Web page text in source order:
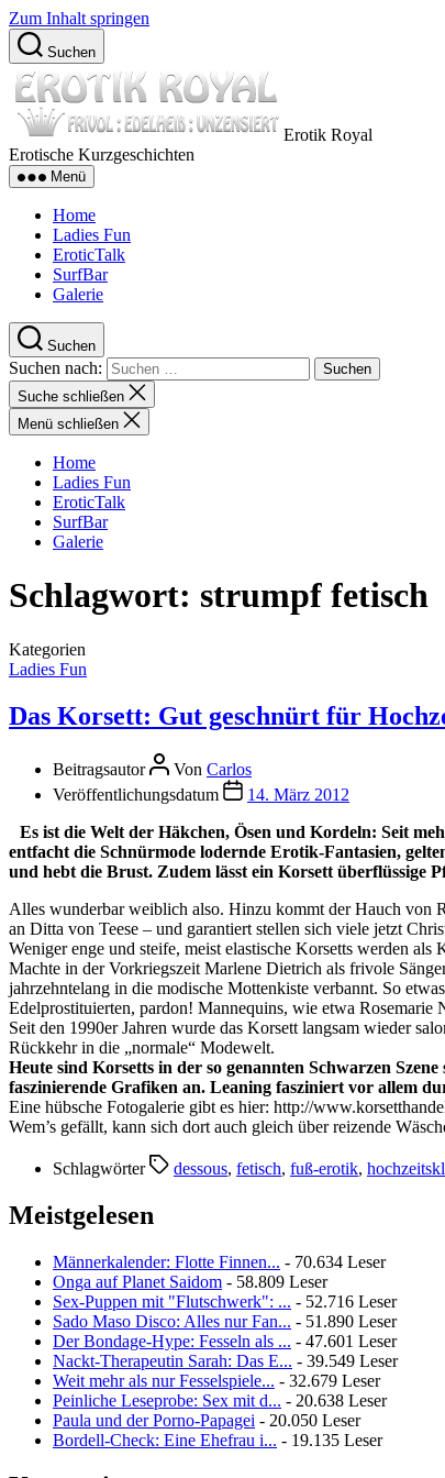
Zum Inhalt springen
Suchen
Erotik Royal
Erotische Kurzgeschichten
Menü
Home
Ladies Fun
EroticTalk
SurfBar
Galerie
Suchen
Suchen nach:
Suche schließen
Menü schließen
Home
Ladies Fun
EroticTalk
SurfBar
Galerie
Schlagwort: strumpf fetisch
Kategorien
Ladies Fun
Das Korsett: Gut geschnürt für
Beitragsautor Von Carlos
Veröffentlichungsdatum
14. März 2012
Es ist die Welt der Häkchen, Ösen und Kordeln: Seit
entfacht die Schnürmode lodernde Erotik-Fantasien,
und hebt die Brust. Zudem lässt ein Korsett überflüssige
Alles wunderbar weiblich also. Hinzu kommt der Hauch von
an Ditta von Teese – und garantiert stellen sich viele jetzt
Weniger enge und steife, meist elastische Korsetts werden
Machte in der Vorkriegszeit Marlene Dietrich als frivole
jahrzehntelang in die modische Mottenkiste verbannt. So
Edelprostituierten, pardon! Mannequins, wie etwa Rosemarie
Seit den 1990er Jahren wurde das Korsett langsam wieder
Rückkehr in die „normale“ Modewelt.
Heute sind Korsetts in der so genannten Schwarzen Szene
faszinierende Grafiken an. Leaning fasziniert vor allem
Eine hübsche Fotogalerie gibt es hier: http://
Wem’s gefällt, kann sich dort auch gleich über reizende
Schlagwörter dessous, fetisch, fuß-erotik,
Meistgelesen
Männerkalender: Flotte Finnen... - 70.634 Leser
Onga auf Planet Saidom - 58.809 Leser
Sex-Puppen mit "Flutschwerk": ... - 52.716 Leser
Sado Maso Disco: Alles nur Fan... - 51.890 Leser
Der Bondage-Hype: Fesseln als ... - 47.601 Leser
Nackt-Therapeutin Sarah: Das E... - 39.549 Leser
Weit mehr als nur Fesselspiele... - 32.679 Leser
Peinliche Leseprobe: Sex mit d... - 20.638 Leser
Paula und der Porno-Papagei - 20.050 Leser
Bordell-Check: Eine Ehefrau i... - 19.135 Leser